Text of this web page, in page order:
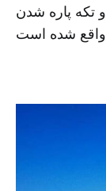
و تکه پاره شدن